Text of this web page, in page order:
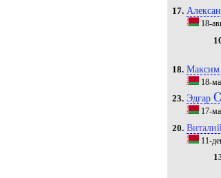
17.
18-
18. Максим
18-
23. Эдгар
17-
20. Виталий
11-